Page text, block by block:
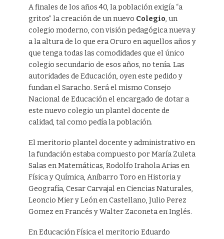
A finales de los años 40, la población exigía “a
gritos” la creación de un nuevo Colegio, un
colegio moderno, con visión pedagógica nueva y
a la altura de lo que era Oruro en aquellos años y
que tenga todas las comodidades que el único
colegio secundario de esos años, no tenía. Las
autoridades de Educación, oyen este pedido y
fundan el Saracho. Será el mismo Consejo
Nacional de Educación el encargado de dotar a
este nuevo colegio un plantel docente de
calidad, tal como pedía la población.
El meritorio plantel docente y administrativo en
la fundación estaba compuesto por María Zuleta
Salas en Matemáticas, Rodolfo Irahola Arias en
Física y Química, Aníbarro Toro en Historia y
Geografía, Cesar Carvajal en Ciencias Naturales,
Leoncio Mier y León en Castellano, Julio Perez
Gomez en Francés y Walter Zaconeta en Inglés.
En Educación Física el meritorio Eduardo